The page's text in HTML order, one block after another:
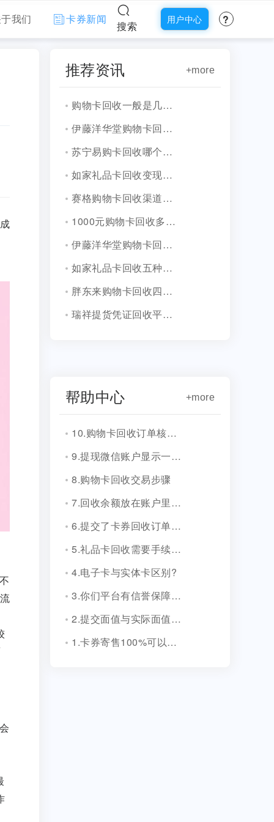
我们 卡券新闻
搜索
用户中心 ?
推荐资讯 +more
购物卡回收一般是几折（流程与折扣）
伊藤洋华堂购物卡回收五种变现方式整理
苏宁易购卡回收哪个平台靠谱？五种渠道对比
如家礼品卡回收变现技巧，三步搞定全流程
赛格购物卡回收渠道盘点，五种方式任你选
1000元购物卡回收多少钱折扣揭秘，2026最新行情一览
伊藤洋华堂购物卡回收合规变现渠道全解析
如家礼品卡回收五种正规方式，合规流程守护闲置价值
胖东来购物卡回收四种靠谱途径
瑞祥提货凭证回收平台哪个好？真实用户测评
帮助中心 +more
10.购物卡回收订单核销会有消息通知吗？
9.提现微信账户显示一串字符是什么？
8.购物卡回收交易步骤
7.回收余额放在账户里安全吗？
6.提交了卡券回收订单，多久到账？
5.礼品卡回收需要手续费吗?
4.电子卡与实体卡区别?
3.你们平台有信誉保障吗？
2.提交面值与实际面值不一致，怎么办？
1.卡券寄售100%可以成功吗？